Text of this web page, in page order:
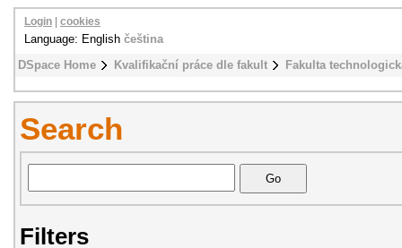
DSpace Home Kvalifikační práce dle fakult Fakulta
Login cookies
Language: English čeština
Search
Filters